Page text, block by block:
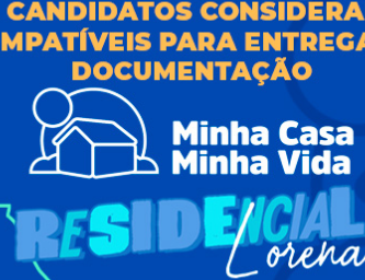
Prestação de Contas